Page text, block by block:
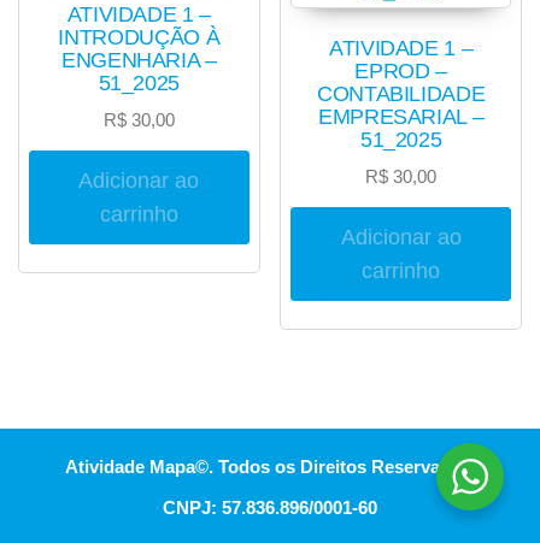
ATIVIDADE 1 –
INTRODUÇÃO À
ENGENHARIA –
51_2025
R$30,00
Adicionar ao
carrinho
ATIVIDADE 1 –
EPROD –
CONTABILIDADE
EMPRESARIAL –
51_2025
R$ 30,00
Adicionar ao
carrinho
Atividade Mapa©. Todos os Direitos Reservados.
CNPJ: 57.836.896/0001-60